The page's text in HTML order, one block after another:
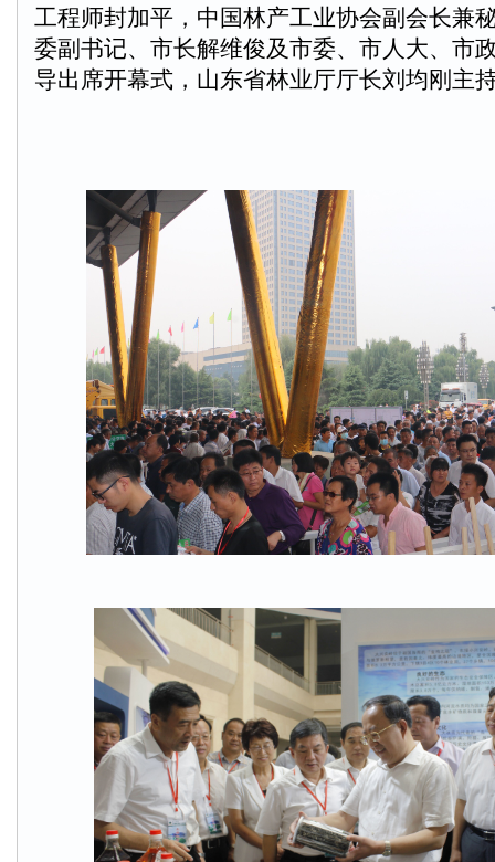
工程师封加平，中国林产工业协会副会长兼
委副书记、市长解维俊及市委、市人大、市
导出席开幕式，山东省林业厅厅长刘均刚主